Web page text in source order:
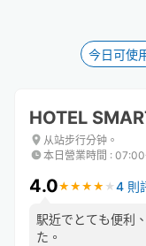
keyboard
shortcuts
for
changing
dates.
to
for
今日可使
HOTEL
从站步行分钟。
本日營業時間 :
4.0★ ★ ★ ★ ★
★ ★ ★ ★ ★ 4 則
駅近でとても便利
た。